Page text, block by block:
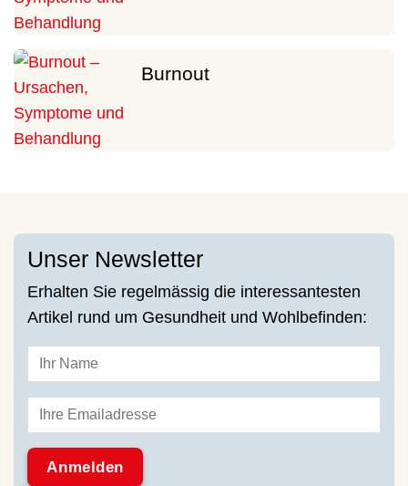
Burnout
Unser Newsletter
Erhalten Sie regelmässig die interessantesten
Artikel rund um Gesundheit und Wohlbefinden: